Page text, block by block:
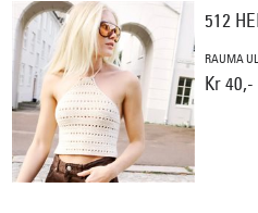
512
RAUMA
Kr 40,-